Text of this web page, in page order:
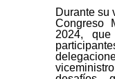
Durante su
Congreso
2024,